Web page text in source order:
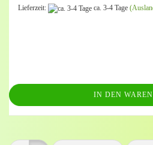
Lieferzeit: ca. 3-4 Tage
IN DEN